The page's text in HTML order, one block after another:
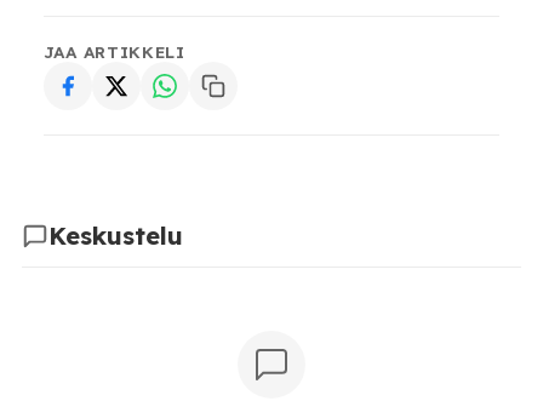
JAA ARTIKKELI
Keskustelu